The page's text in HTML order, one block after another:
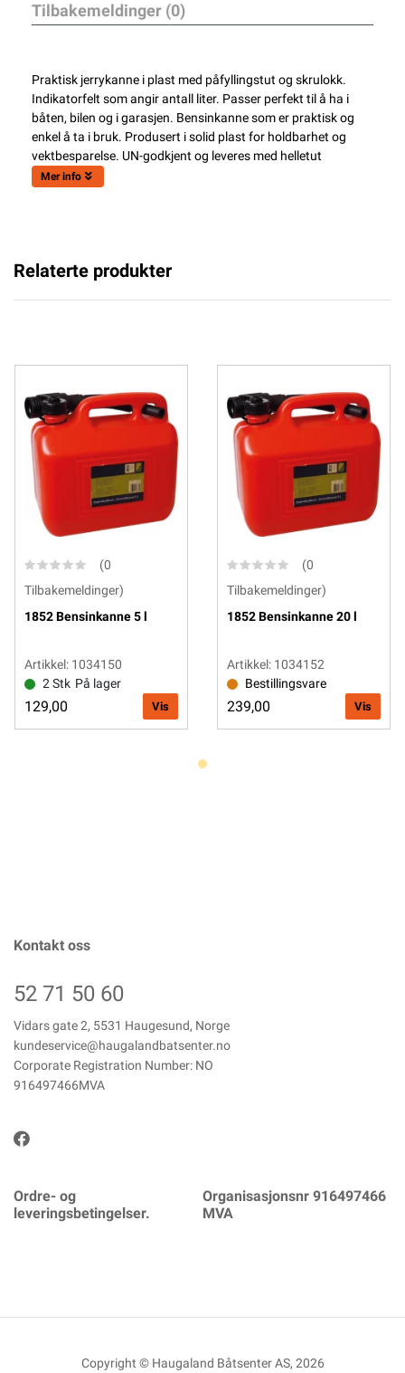
Tilbakemeldinger (0)
Praktisk jerrykanne i plast med påfyllingstut og skrulokk.
Indikatorfelt som angir antall liter. Passer perfekt til å ha i
båten, bilen og i garasjen. Bensinkanne som er praktisk og
enkel å ta i bruk. Produsert i solid plast for holdbarhet og
vektbesparelse. UN-godkjent og leveres med helletut
Mer info
Relaterte produkter
(0
Tilbakemeldinger)
1852 Bensinkanne 5 l
Artikkel: 1034150
2 Stk På lager
129,00 Vis
(0
Tilbakemeldinger)
1852 Bensinkanne 20 l
Artikkel: 1034152
Bestillingsvare
239,00 Vis
Kontakt oss
52 71 50 60
Vidars gate 2, 5531 Haugesund, Norge
kundeservice@haugalandbatsenter.no
Corporate Registration Number: NO
916497466MVA
Ordre- og
leveringsbetingelser.
Organisasjonsnr 916497466
MVA
Copyright © Haugaland Båtsenter AS, 2026